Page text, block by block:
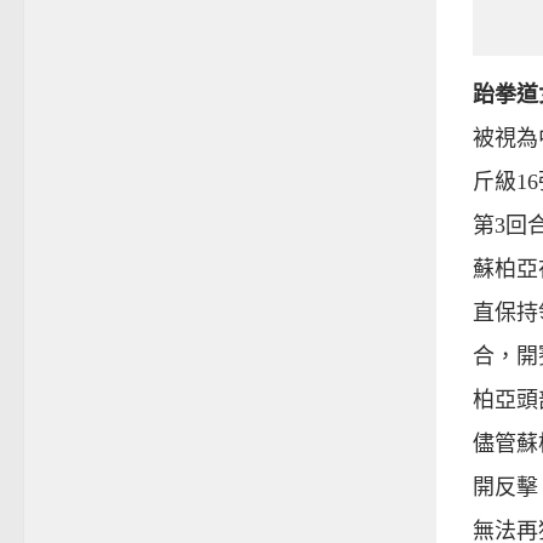
跆拳
被視
斤級
第3回
蘇柏
直保
合，
柏亞
儘管
開反
無法